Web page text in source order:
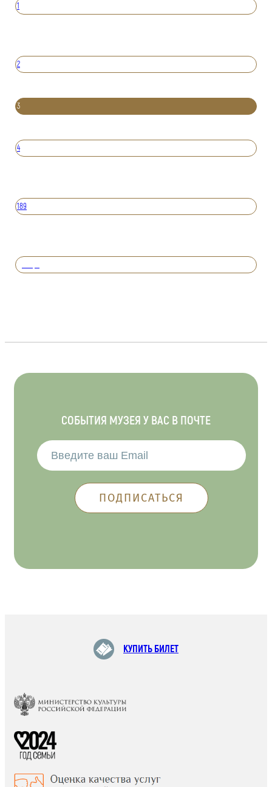
1
2
3
4
189
СОБЫТИЯ МУЗЕЯ У ВАС В ПОЧТЕ
КУПИТЬ БИЛЕТ